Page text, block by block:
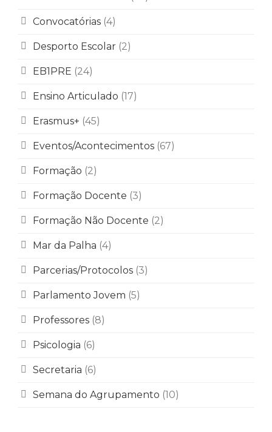
Convocatórias (4)
Desporto Escolar (2)
EB1PRE (24)
Ensino Articulado (17)
Erasmus+ (45)
Eventos/Acontecimentos (67)
Formação (2)
Formação Docente (3)
Formação Não Docente (2)
Mar da Palha (4)
Parcerias/Protocolos (3)
Parlamento Jovem (5)
Professores (8)
Psicologia (6)
Secretaria (6)
Semana do Agrupamento (10)